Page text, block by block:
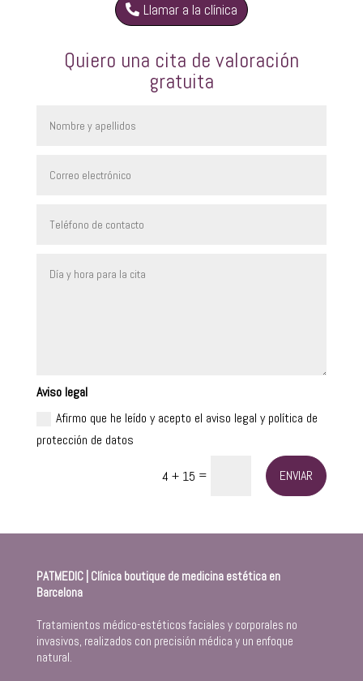
Llamar a la clínica
Quiero una cita de valoración
gratuita
Aviso legal
Afirmo que he leído y acepto el aviso legal y política de
protección de datos
4 + 15 = ENVIAR
PATMEDIC | Clínica boutique de medicina estética en
Barcelona
Tratamientos médico-estéticos faciales y corporales no
invasivos, realizados con precisión médica y un enfoque
natural.